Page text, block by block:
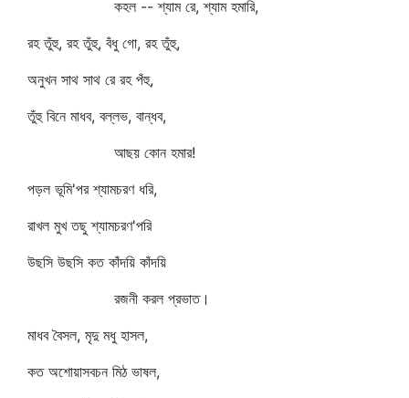
কহল -- শ্যাম রে, শ্যাম হমারি,
রহ তুঁহু, রহ তুঁহু, বঁধু গো, রহ তুঁহু,
অনুখন সাথ সাথ রে রহ পঁহু,
তুঁহু বিনে মাধব, বল্লভ, বান্ধব,
আছয় কোন হমার!
পড়ল ভূমি'পর শ্যামচরণ ধরি,
রাখল মুখ তছু শ্যামচরণ'পরি
উছসি উছসি কত কাঁদয়ি কাঁদয়ি
রজনী করল প্রভাত।
মাধব বৈসল, মৃদু মধু হাসল,
কত অশোয়াসবচন মিঠ ভাষল,